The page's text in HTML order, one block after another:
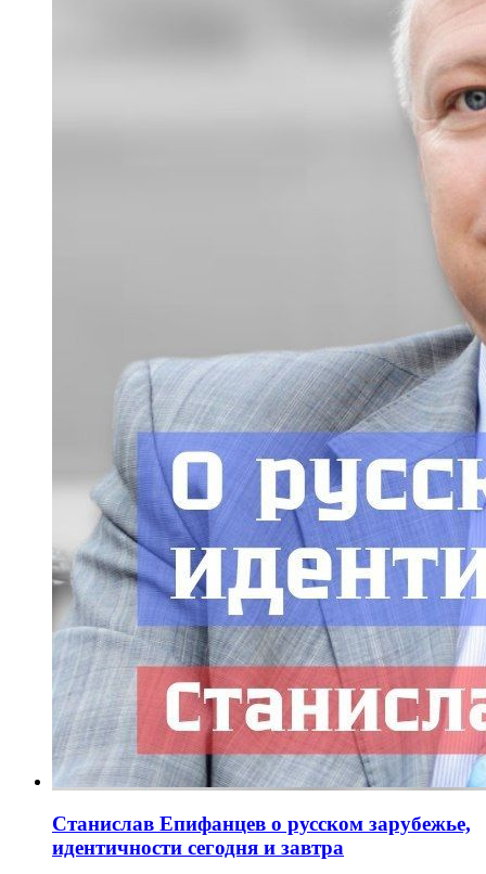
Станислав Епифанцев о русском зарубежье,
идентичности сегодня и завтра